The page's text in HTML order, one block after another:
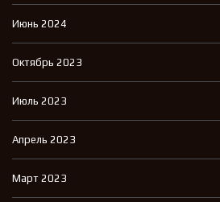
Июнь 2024
Октябрь 2023
Июль 2023
Апрель 2023
Март 2023